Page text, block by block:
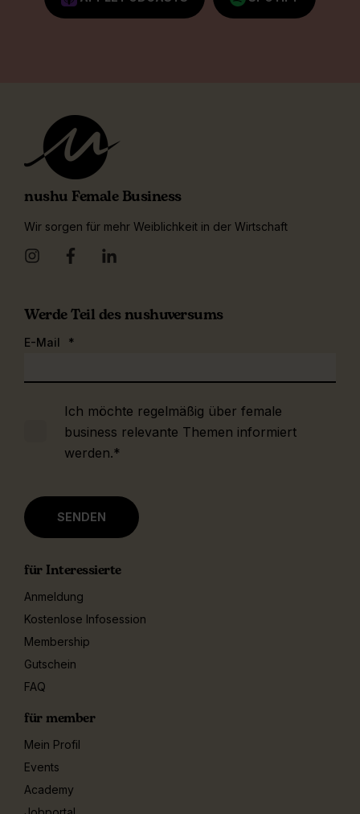
nushu Female Business
Wir sorgen für mehr Weiblichkeit in der Wirtschaft
Werde Teil des nushuversums
E-Mail *
Ich möchte regelmäßig über female
business relevante Themen informiert
werden.*
für Interessierte
Anmeldung
Kostenlose Infosession
Membership
Gutschein
FAQ
für member
Mein Profil
Events
Academy